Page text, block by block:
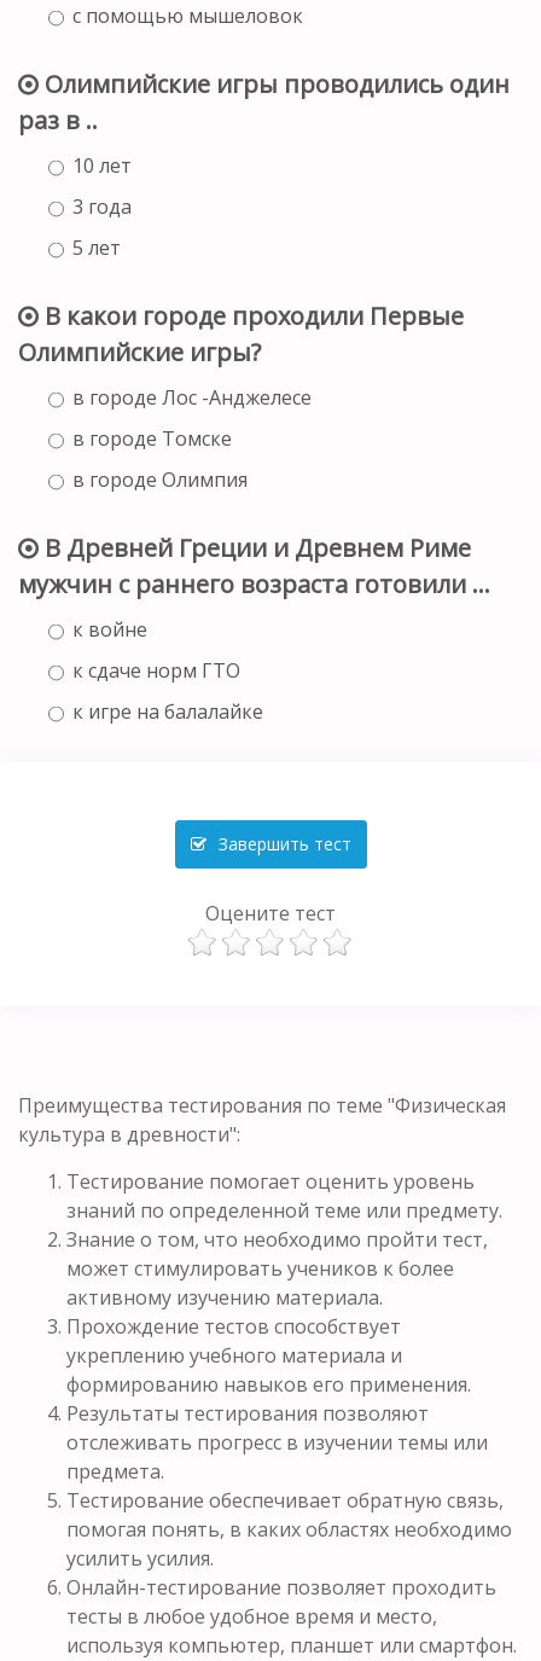
с помощью мышеловок
Олимпийские игры проводились один
раз в ..
10 лет
3 года
5 лет
В какои городе проходили Первые
Олимпийские игры?
в городе Лос -Анджелесе
в городе Томске
в городе Олимпия
В Древней Греции и Древнем Риме
мужчин с раннего возраста готовили ...
к войне
к сдаче норм ГТО
к игре на балалайке
Завершить тест
Оцените тест
Преимущества тестирования по теме "Физическая
культура в древности":
Тестирование помогает оценить уровень
знаний по определенной теме или предмету.
Знание о том, что необходимо пройти тест,
может стимулировать учеников к более
активному изучению материала.
Прохождение тестов способствует
укреплению учебного материала и
формированию навыков его применения.
Результаты тестирования позволяют
отслеживать прогресс в изучении темы или
предмета.
Тестирование обеспечивает обратную связь,
помогая понять, в каких областях необходимо
усилить усилия.
Онлайн-тестирование позволяет проходить
тесты в любое удобное время и место,
используя компьютер, планшет или смартфон.